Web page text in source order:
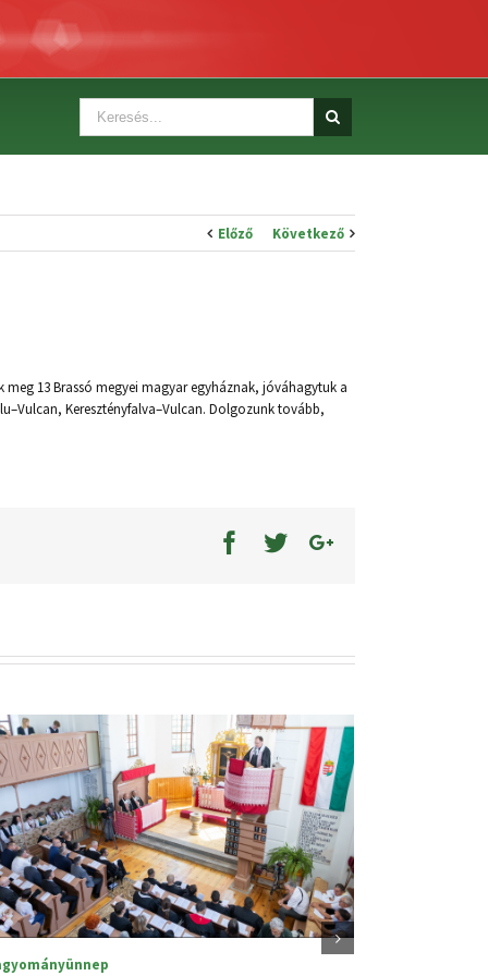
Előző Következő
13 Brassó megyei magyar egyháznak, jóváhagytuk a
Keresztényfalva–Vulcan. Dolgozunk tovább,
Szabadság Ünnep